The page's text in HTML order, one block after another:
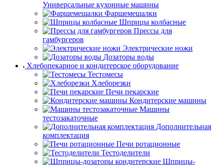
Универсальные кухонные машины
Фаршемешалки
Шприцы колбасные
Прессы для
гамбургеров
Электрические ножи
Дозаторы воды
Хлебопекарное и кондитерское оборудование
Тестомесы
Хлеборезки
Печи пекарские
Кондитерские машины
Машины
тестозакаточные
Дополнительная
комплектация
Печи ротационные
Тестоделители
Шприцы-